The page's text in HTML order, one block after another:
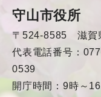
守山市役所
〒524-8585 滋賀
代表電話番号：
0539
開庁時間：9時～